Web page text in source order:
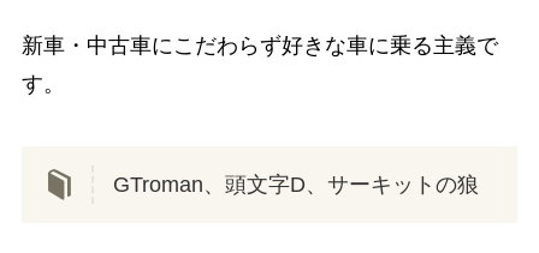
新車・中古車にこだわらず好きな車に乗る主義で
す。
GTroman、頭文字D、サーキットの狼